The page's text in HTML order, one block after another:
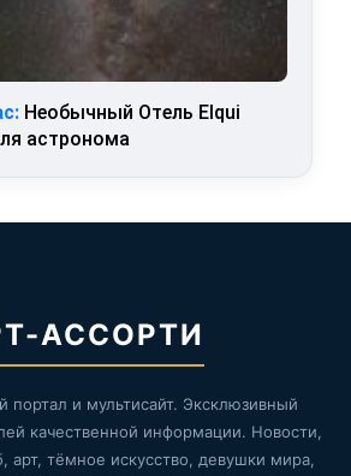
Необычный Отель Elqui
астронома
АССОРТИ
и мультисайт. Эксклюзивный
качественной информации. Новости,
арт, тёмное искусство, девушки мира,